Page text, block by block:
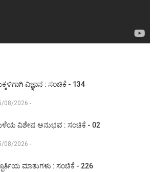
ವಿಜ್ಞಾನ : ಸಂಚಿಕೆ - 134
08/2026 -
ವಿಶೇಷ ಅನುಭವ : ಸಂಚಿಕೆ - 02
08/2026 -
ಮಾತುಗಳು : ಸಂಚಿಕೆ - 226